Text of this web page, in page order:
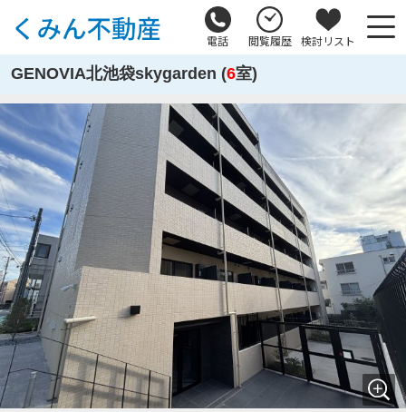
電話 閲覧履歴 検討リスト
GENOVIA北池袋skygarden (6室)